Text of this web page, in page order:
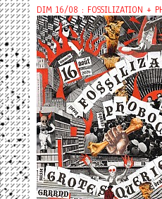
DIM 16/08 : FOSSILIZATION +